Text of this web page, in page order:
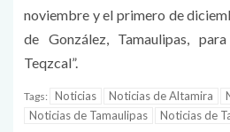
noviembre y el primero de
de González, Tamaulipas,
Teqzcal”.
Tags: Noticias Noticias de Altamira
Noticias de Tamaulipas
Noticias de